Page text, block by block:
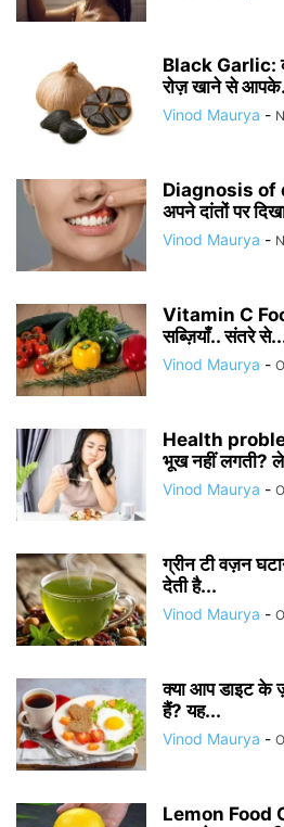
Black Garlic:
रोज़ खाने से
Vinod Maurya -
Diagnosis of
अपने दांतों पर
Vinod Maurya -
Vitamin C
सब्ज़ियाँ.. संतरे
Vinod Maurya -
Health
भूख नहीं लगती?
Vinod Maurya -
ग्रीन टी वज़न
देती है...
Vinod Maurya -
क्या आप डाइट के
हैं? यह...
Vinod Maurya -
Lemon Food